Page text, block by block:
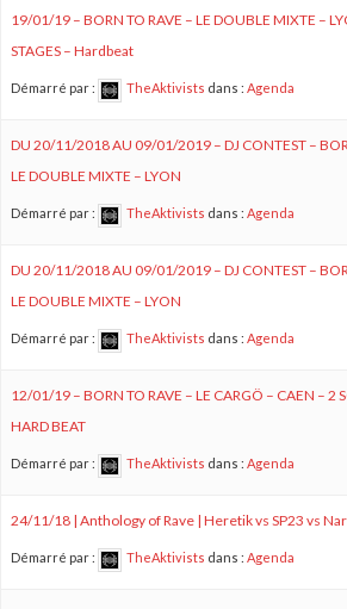
19/01/19 – BORN TO RAVE – LE DOUBLE MIXTE –
STAGES – Hardbeat
Démarré par : TheAktivists dans : Agenda
DU 20/11/2018 AU 09/01/2019 – DJ CONTEST –
LE DOUBLE MIXTE – LYON
Démarré par : TheAktivists dans : Agenda
DU 20/11/2018 AU 09/01/2019 – DJ CONTEST –
LE DOUBLE MIXTE – LYON
Démarré par : TheAktivists dans : Agenda
12/01/19 – BORN TO RAVE – LE CARGÖ – CAEN – 2
HARD BEAT
Démarré par : TheAktivists dans : Agenda
24/11/18 | Anthology of Rave | Heretik vs SP23 vs
Démarré par : TheAktivists dans : Agenda